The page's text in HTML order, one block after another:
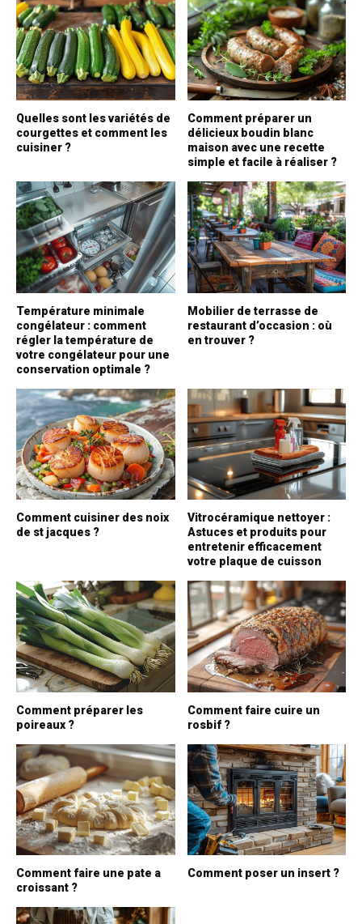
Quelles sont les variétés de
courgettes et comment les
cuisiner ?
Comment préparer un
délicieux boudin blanc
maison avec une recette
simple et facile à réaliser ?
Température minimale
congélateur : comment
régler la température de
votre congélateur pour une
conservation optimale ?
Mobilier de terrasse de
restaurant d’occasion : où
en trouver ?
Comment cuisiner des noix
de st jacques ?
Vitrocéramique nettoyer :
Astuces et produits pour
entretenir efficacement
votre plaque de cuisson
Comment préparer les
poireaux ?
Comment faire cuire un
rosbif ?
Comment faire une pate a
croissant ?
Comment poser un insert ?